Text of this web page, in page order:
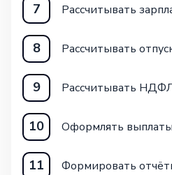
7 Рассчитывать
8 Рассчитывать
9 Рассчитывать
10 Оформлять
11 Формировать